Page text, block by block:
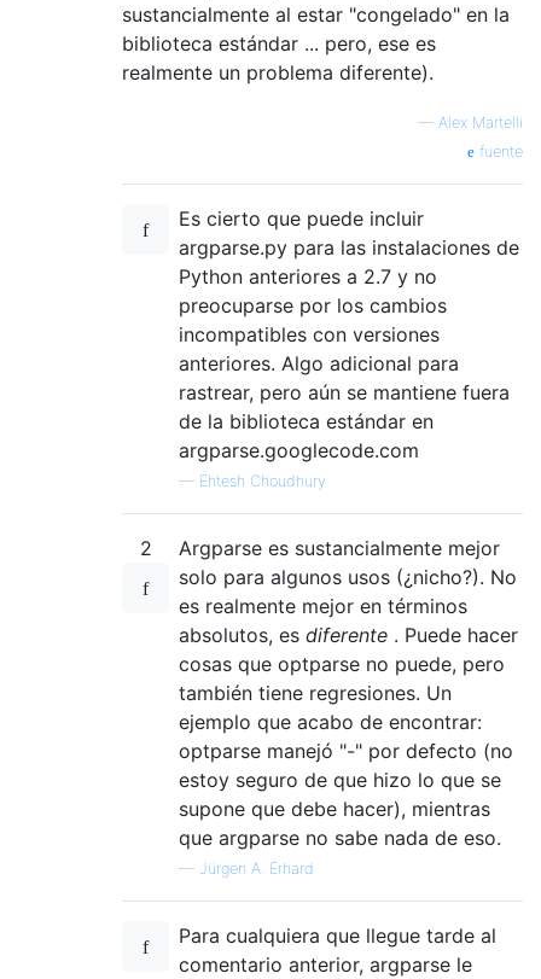
sustancialmente al estar "congelado" en la
biblioteca estándar ... pero, ese es
realmente un problema diferente).
— Alex Martelli
fuente
Es cierto que puede incluir
argparse.py para las instalaciones de
Python anteriores a 2.7 y no
preocuparse por los cambios
incompatibles con versiones
anteriores. Algo adicional para
rastrear, pero aún se mantiene fuera
de la biblioteca estándar en
argparse.googlecode.com
— Ehtesh Choudhury
2
Argparse es sustancialmente mejor
solo para algunos usos (¿nicho?). No
es realmente mejor en términos
absolutos, es diferente . Puede hacer
cosas que optparse no puede, pero
también tiene regresiones. Un
ejemplo que acabo de encontrar:
optparse manejó "-" por defecto (no
estoy seguro de que hizo lo que se
supone que debe hacer), mientras
que argparse no sabe nada de eso.
— Jürgen A. Erhard
Para cualquiera que llegue tarde al
comentario anterior, argparse le